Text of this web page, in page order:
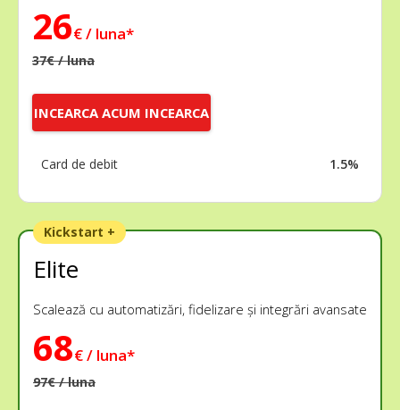
26€ / luna*
37€ / luna
INCEARCA ACUM INCEARCA
Card de debit 1.5%
Kickstart +
Elite
Scalează cu automatizări, fidelizare și integrări avansate
68€ / luna*
97€ / luna